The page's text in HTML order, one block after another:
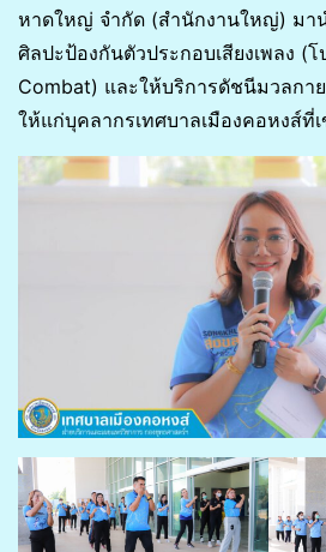
หาดใหญ่ จำกัด (สำนักงานใหญ่) มา
ศิลปะป้องกันตัวประกอบเสียงเพลง (
Combat) และให้บริการดัชนีมวลกาย
ให้แก่บุคลากรเทศบาลเมืองคอหงส์ที่